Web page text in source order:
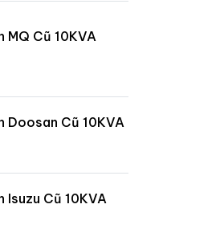
MQ Cũ 10KVA
Doosan Cũ 10KVA
Isuzu Cũ 10KVA